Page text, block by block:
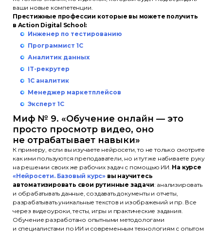
ваши новые компетенции.
Престижные профессии которые вы можете получить
в Action Digital School:
Инженер по тестированию
Программист 1С
Аналитик данных
IT-рекрутер
1С аналитик
Менеджер маркетплейсов
Эксперт 1С
Миф № 9. «Обучение онлайн — это
просто просмотр видео, оно
не отрабатывает навыки»
К примеру, если вы изучаете нейросети, то не только смотрите
как ими пользуются преподаватели, но и тут же набиваете руку
на решении своих же рабочих задач с помощью ИИ. На курсе
«Нейросети. Базовый курс» вы научитесь
автоматизировать свои рутинные задачи: анализировать
и обрабатывать данные, создавать документы и отчеты,
разрабатывать уникальные текстов и изображений и пр. Все
через видеоуроки, тесты, игры и практические задания.
Обучение разработано опытными методологами
и специалистами по ИИ и современным технологиям с опытом
+7 (495) 788-53-26
© ООО «Актион-Диджитал»,
2026 г. Все права защищены
Политика обработки
персональных данных
Информация на сайте носит
информационный характер
и не является публичной офертой
(ст. 437 ГК РФ)
Использование файлов cookie